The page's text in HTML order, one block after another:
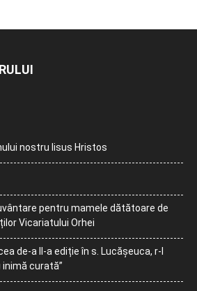
nostru Iisus Hristos
pentru mamele dătătoare de
Vicariatului Orhei
de-a II-a ediție în s. Lucășeuca, r-l
inimă curată”